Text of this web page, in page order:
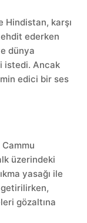
Hindistan, karşı
ederken
dünya
istedi. Ancak
edici bir ses
üzerindeki
yasağı ile
gözaltına